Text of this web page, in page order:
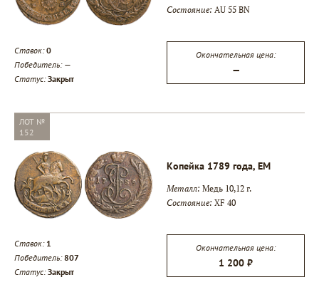
Состояние: AU 55 BN
Ставок:0
Победитель: —
Статус:Закрыт
Окончательная цена:
—
ЛОТ №
152
Копейка 1789 года, ЕМ
Металл: Медь 10,12 г.
Состояние: XF 40
Ставок: 1
Победитель: 807
Статус:Закрыт
Окончательная цена:
1 200 ₽